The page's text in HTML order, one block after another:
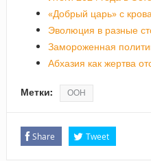
«Добрый царь» с
Эволюция в разные
Замороженная
Абхазия как жертва
Метки: ООН
Share Tweet